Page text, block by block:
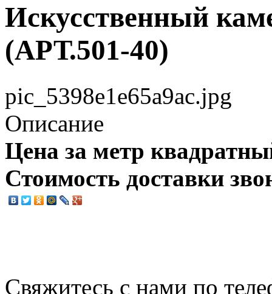
Искусственный
(АРТ.501-40)
pic_5398e1e65a9ac.jpg
Описание
Цена за метр
Стоимость доставки
Свяжитесь с нами по